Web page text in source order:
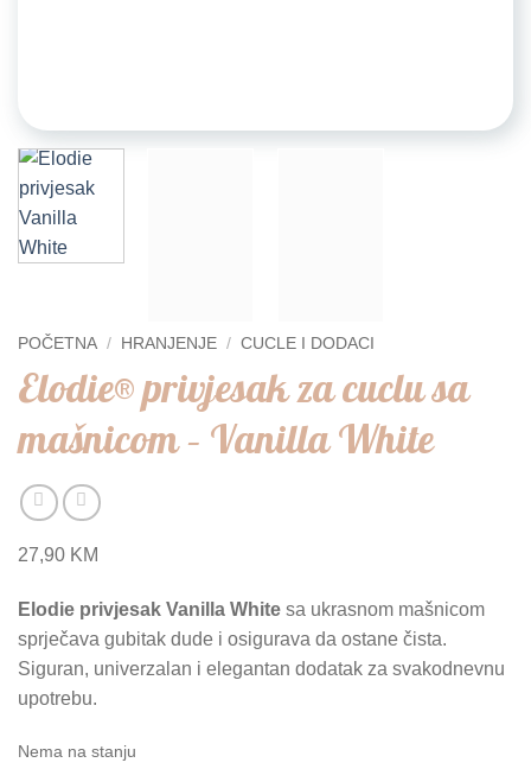
POČETNA / HRANJENJE / CUCLE I DODACI
Elodie® privjesak za cuclu sa
mašnicom – Vanilla White
27,90 KM
Elodie privjesak Vanilla White sa ukrasnom mašnicom
sprječava gubitak dude i osigurava da ostane čista.
Siguran, univerzalan i elegantan dodatak za svakodnevnu
upotrebu.
Nema na stanju